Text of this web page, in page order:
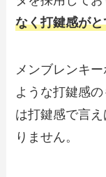
なく打鍵感が
メンブレンキ
ような打鍵感
は打鍵感で言
りません。